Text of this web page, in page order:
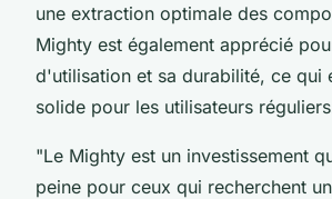
une extraction optimale des
Mighty est également apprécié
d'utilisation et sa durabilité, ce qui
solide pour les utilisateurs
"Le Mighty est un investissement
peine pour ceux qui recherchent